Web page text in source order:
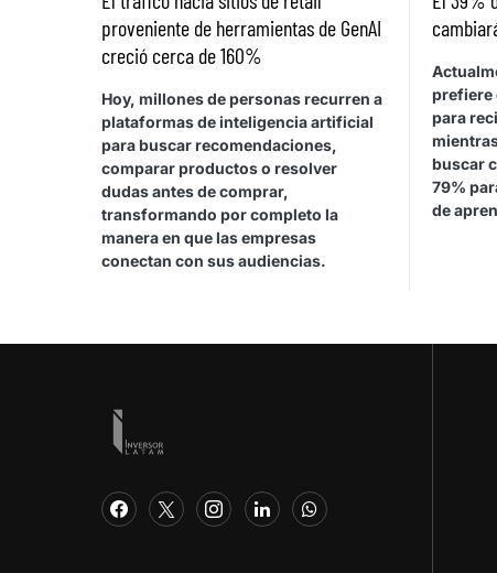
proveniente de herramientas de GenAI
creció cerca de 160%
Hoy, millones de personas recurren a
plataformas de inteligencia artificial
para buscar recomendaciones,
comparar productos o resolver
dudas antes de comprar,
transformando por completo la
manera en que las empresas
conectan con sus audiencias.
prefiere
para
buscar
79%
de